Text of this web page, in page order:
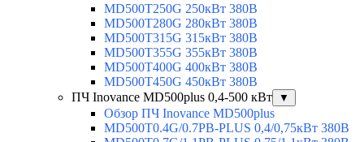
MD500T250G 250кВт 380В
MD500T280G 280кВт 380В
MD500T315G 315кВт 380В
MD500T355G 355кВт 380В
MD500T400G 400кВт 380В
MD500T450G 450кВт 380В
ПЧ Inovance MD500plus 0,4-500 кВт
▼
Обзор ПЧ Inovance MD500plus
MD500T0.4G/0.7PB-PLUS 0,4/0,75кВт 380В